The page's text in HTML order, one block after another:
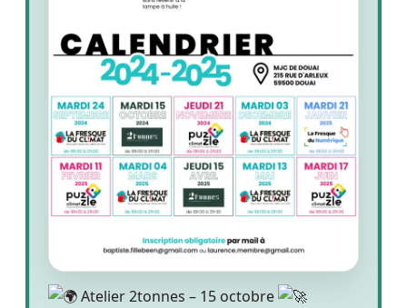
Atelier 2tonnes – 15 octobre